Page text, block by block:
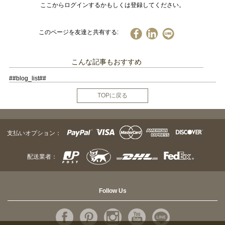
ここからログインするかもしくは登録してください。
このページを友達と共有する:
こんな記事もおすすめ
##blog_list##
TOPに戻る
支払いオプション：
配送業者：
Follow Us